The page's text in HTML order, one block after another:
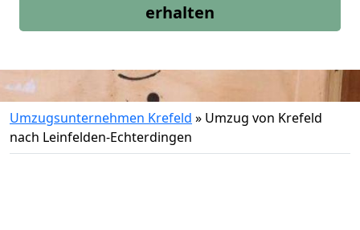
erhalten
Umzugsunternehmen Krefeld » Umzug von Krefeld
nach Leinfelden-Echterdingen